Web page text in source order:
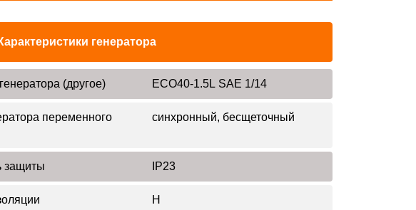
генератора
(другое) ECO40-1.5L SAE 1/14
переменного
синхронный, бесщеточный
защиты IP23
H